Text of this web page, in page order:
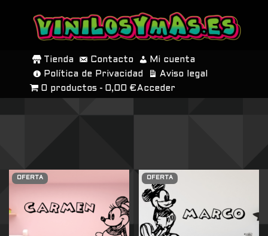
SALTAR
CONTENIDO
Tienda Contacto
Mi cuenta
Política de Privacidad
Aviso legal
0 productos
0,00 € Acceder
OFERTA OFERTA